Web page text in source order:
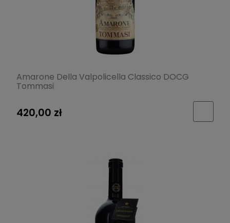
Amarone Della Valpolicella Classico DOCG
Tommasi
420,00 zł